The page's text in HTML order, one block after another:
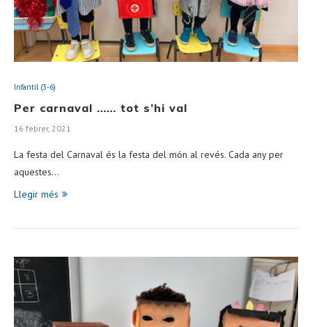
Infantil (3-6)
Per carnaval …… tot s’hi val
16 febrer, 2021
La festa del Carnaval és la festa del món al revés. Cada any per
aquestes…
Llegir més